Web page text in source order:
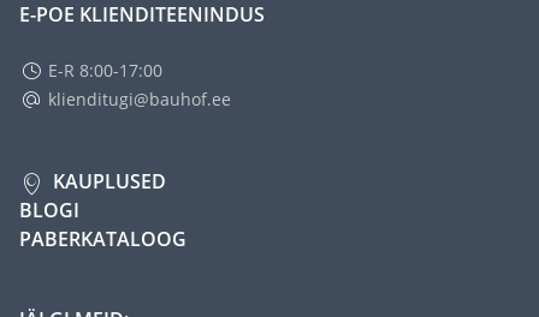
E-POE KLIENDITEENINDUS
E-R 8:00-17:00
klienditugi@bauhof.ee
KAUPLUSED
BLOGI
PABERKATALOOG